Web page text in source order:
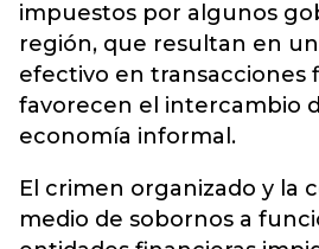
impuestos por algunos
región, que resultan en
efectivo en transacciones
favorecen el intercambio
economía informal.
El crimen organizado y la
medio de sobornos a